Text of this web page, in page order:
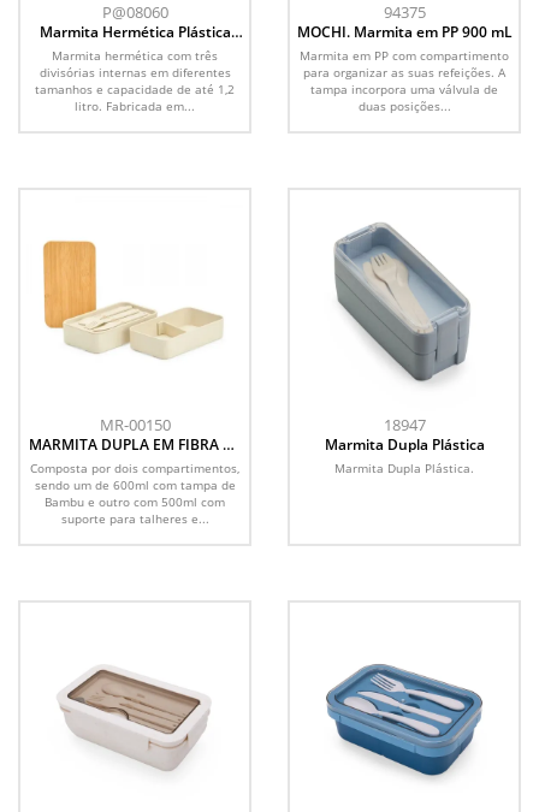
P@08060
Marmita Hermética Plástica
1,2L
Marmita hermética com três
divisórias internas em diferentes
tamanhos e capacidade de até 1,2
litro. Fabricada em...
94375
MOCHI. Marmita em PP 900 mL
Marmita em PP com compartimento
para organizar as suas refeições. A
tampa incorpora uma válvula de
duas posições...
MR-00150
MARMITA DUPLA EM FIBRA DE
TRIGO/BAMBU
Composta por dois compartimentos,
sendo um de 600ml com tampa de
Bambu e outro com 500ml com
suporte para talheres e...
18947
Marmita Dupla Plástica
Marmita Dupla Plástica.